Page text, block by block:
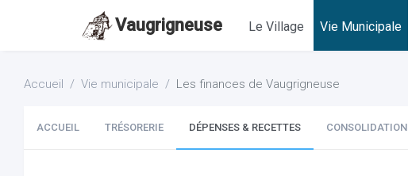
Vaugrigneuse Le Village Vie Municipale
Accueil Vie municipale Les finances de Vaugrigneuse
ACCUEIL TRÉSORERIE DÉPENSES & RECETTES CONSOLIDATION